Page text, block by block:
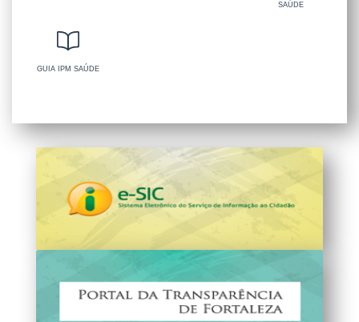
SAÚDE
GUIA IPM SAÚDE